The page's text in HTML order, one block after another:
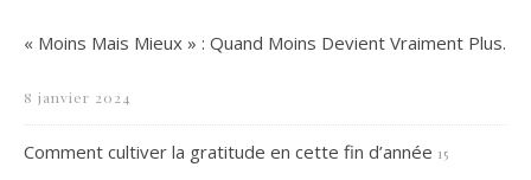
« Moins Mais Mieux » : Quand Moins Devient Vraiment Plus.
8 janvier 2024
Comment cultiver la gratitude en cette fin d’année 15